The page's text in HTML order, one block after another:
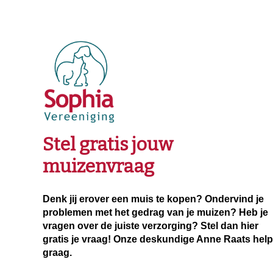
Stel gratis jouw
muizenvraag
Denk jij erover een muis te kopen? Ondervind je
problemen met het gedrag van je muizen? Heb je
vragen over de juiste verzorging? Stel dan hier
gratis je vraag! Onze deskundige Anne Raats
graag.